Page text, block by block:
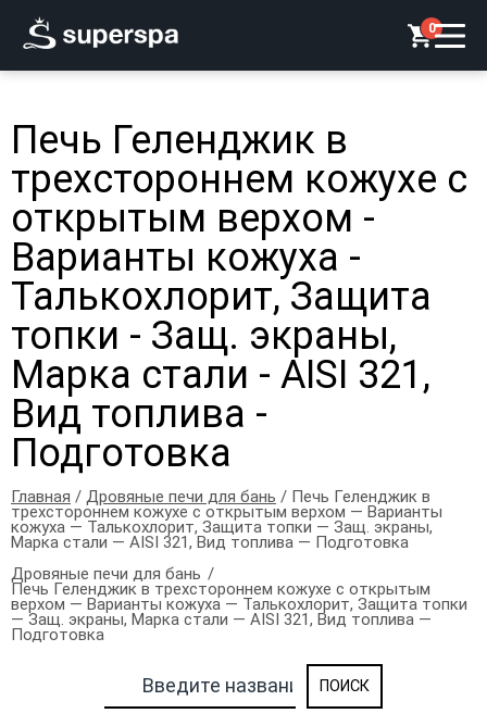
0
Печь Геленджик в
трехстороннем кожухе с
открытым верхом -
Варианты кожуха -
Талькохлорит, Защита
топки - Защ. экраны,
Марка стали - AISI 321,
Вид топлива -
Подготовка
Главная / Дровяные печи для бань / Печь Геленджик в
трехстороннем кожухе с открытым верхом — Варианты
кожуха — Талькохлорит, Защита топки — Защ. экраны,
Марка стали — AISI 321, Вид топлива — Подготовка
Дровяные печи для бань
Печь Геленджик в трехстороннем кожухе с открытым
верхом — Варианты кожуха — Талькохлорит, Защита топки
— Защ. экраны, Марка стали — AISI 321, Вид топлива —
Подготовка